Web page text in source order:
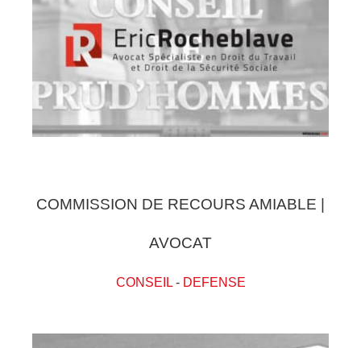
COMMISSION DE RECOURS AMIABLE |
AVOCAT
CONSEIL- DEFENSE